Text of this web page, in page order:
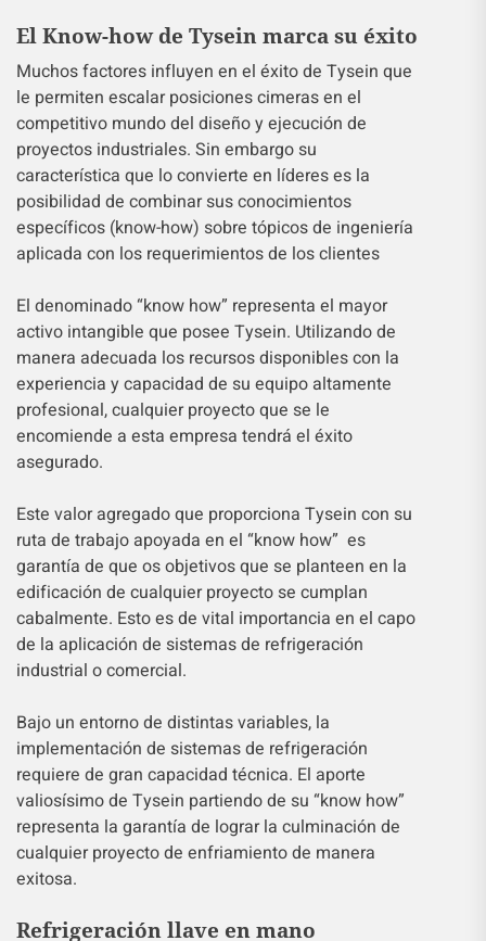
El Know-how de Tysein marca su éxito
Muchos factores influyen en el éxito de Tysein que
le permiten escalar posiciones cimeras en el
competitivo mundo del diseño y ejecución de
proyectos industriales. Sin embargo su
característica que lo convierte en líderes es la
posibilidad de combinar sus conocimientos
específicos (know-how) sobre tópicos de ingeniería
aplicada con los requerimientos de los clientes
El denominado “know how” representa el mayor
activo intangible que posee Tysein. Utilizando de
manera adecuada los recursos disponibles con la
experiencia y capacidad de su equipo altamente
profesional, cualquier proyecto que se le
encomiende a esta empresa tendrá el éxito
asegurado.
Este valor agregado que proporciona Tysein con su
ruta de trabajo apoyada en el “know how” es
garantía de que os objetivos que se planteen en la
edificación de cualquier proyecto se cumplan
cabalmente. Esto es de vital importancia en el capo
de la aplicación de sistemas de refrigeración
industrial o comercial.
Bajo un entorno de distintas variables, la
implementación de sistemas de refrigeración
requiere de gran capacidad técnica. El aporte
valiosísimo de Tysein partiendo de su “know how”
representa la garantía de lograr la culminación de
cualquier proyecto de enfriamiento de manera
exitosa.
Refrigeración llave en mano